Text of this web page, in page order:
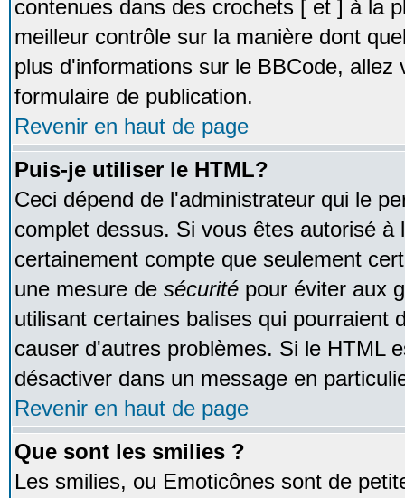
contenues dans des crochets [ et ] à la
meilleur contrôle sur la manière dont
plus d'informations sur le BBCode,
formulaire de publication.
Revenir en haut de page
Puis-je utiliser le HTML?
Ceci dépend de l'administrateur qui le
complet dessus. Si vous êtes autorisé à
certainement compte que seulement
une mesure de sécurité pour éviter aux
utilisant certaines balises qui pourraient
causer d'autres problèmes. Si le HTML
désactiver dans un message en
Revenir en haut de page
Que sont les smilies ?
Les smilies, ou Emoticônes sont de